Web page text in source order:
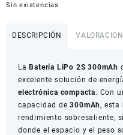
Sin existencias
DESCRIPCIÓN
LaBatería LiPo 2S 300mAh
excelente solución de
electrónica compacta. Con
capacidad de300mAh , esta
rendimiento sobresaliente,
donde el espacio y el peso